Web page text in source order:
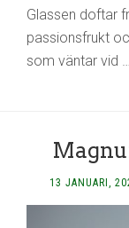
Glassen doftar
passionsfrukt
som väntar vid …
13 JANUARI,